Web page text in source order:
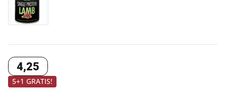
4,25
5+1 GRATIS!